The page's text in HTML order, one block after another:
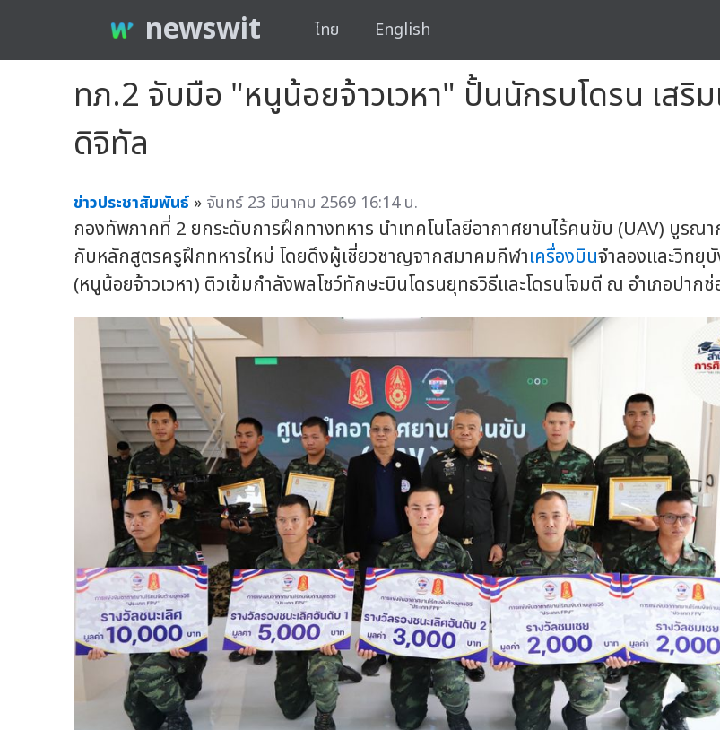
newswit ไทย English
ทภ.2 จับมือ "หนูน้อยจ้าวเวหา" ปั้นนักรบโดรน เสริ
ดิจิทัล
ข่าวประชาสัมพันธ์ » จันทร์ 23 มีนาคม 2569 16:14 น.
กองทัพภาคที่ 2 ยกระดับการฝึกทางทหาร นำเทคโนโลยีอากาศยานไร้คนขับ (UAV) บูรณา
กับหลักสูตรครูฝึกทหารใหม่ โดยดึงผู้เชี่ยวชาญจากสมาคมกีฬาเครื่องบินจำลองและวิทยุ
(หนูน้อยจ้าวเวหา) ติวเข้มกำลังพลโชว์ทักษะบินโดรนยุทธวิธีและโดรนโจมตี ณ อำเภอปากช่